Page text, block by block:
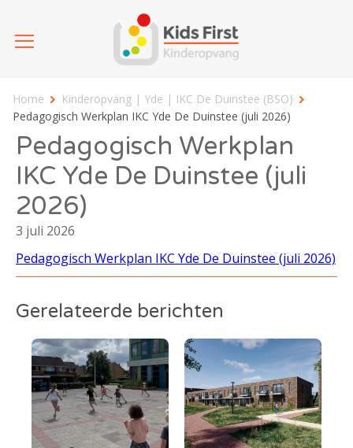
Home
Kinderopvang | Yde | IKC De Duinstee (BSO)
Pedagogisch Werkplan IKC Yde De Duinstee (juli 2026)
Pedagogisch Werkplan
IKC Yde De Duinstee (juli
2026)
3 juli 2026
Pedagogisch Werkplan IKC Yde De Duinstee (juli 2026)
Gerelateerde berichten